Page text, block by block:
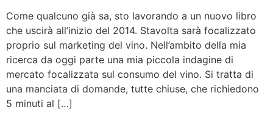
Come qualcuno già sa, sto lavorando a un nuovo libro
che uscirà all’inizio del 2014. Stavolta sarà focalizzato
proprio sul marketing del vino. Nell’ambito della mia
ricerca da oggi parte una mia piccola indagine di
mercato focalizzata sul consumo del vino. Si tratta di
una manciata di domande, tutte chiuse, che richiedono
5 minuti al […]